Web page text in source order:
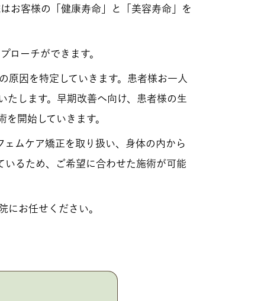
お客様の「健康寿命」と「美容寿命」を
ローチができます。
原因を特定していきます。患者様お一人
たします。早期改善へ向け、患者様の生
開始していきます。
ムケア矯正を取り扱い、身体の内から
いるため、ご希望に合わせた施術が可能
にお任せください。